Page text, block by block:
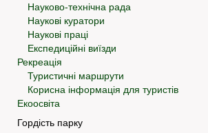
Науково-технічна рада
Наукові куратори
Наукові праці
Експедиційні виїзди
Рекреація
Туристичні маршрути
Корисна інформація для туристів
Екоосвіта
Гордість парку